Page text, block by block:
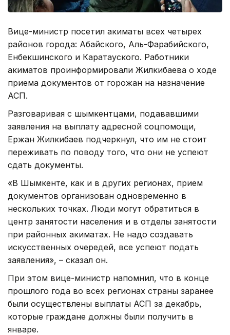
Вице-министр посетил акиматы всех четырех
районов города: Абайского, Аль-Фарабийского,
Енбекшинского и Каратауского. Работники
акиматов проинформировали Жилкибаева о ходе
приема документов от горожан на назначение
АСП.
Разговаривая с шымкентцами, подававшими
заявления на выплату адресной соцпомощи,
Ержан Жилкибаев подчеркнул, что им не стоит
переживать по поводу того, что они не успеют
сдать документы.
«В Шымкенте, как и в других регионах, прием
документов организован одновременно в
нескольких точках. Люди могут обратиться в
центр занятости населения и в отделы занятости
при районных акиматах. Не надо создавать
искусственных очередей, все успеют подать
заявления», – сказал он.
При этом вице-министр напомнил, что в конце
прошлого года во всех регионах страны заранее
были осуществлены выплаты АСП за декабрь,
которые граждане должны были получить в
январе.